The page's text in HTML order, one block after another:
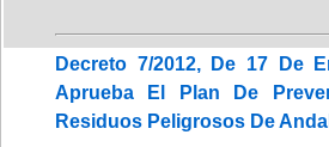
Decreto 7/2012, De 17 De
Aprueba El Plan De
Residuos Peligrosos De